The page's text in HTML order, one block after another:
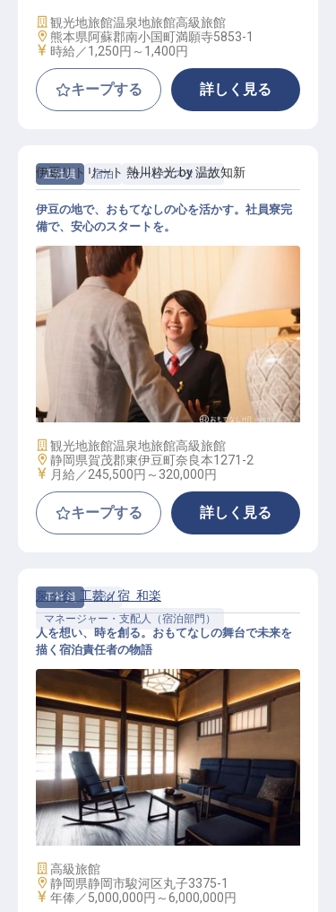
施設業態
観光地旅館温泉地旅館高級旅館
勤務地
熊本県阿蘇郡南小国町満願寺5853-1
給与
時給／1,250円～ 1,400円
キープする 詳しく見る
正社員 宿泊 サービススタッフ
サービススタッフ
伊豆リトリート 熱川粋光 by 温故知新
伊豆の地で、おもてなしの心を活かす。社員寮完
備で、安心のスタートを。
施設業態
観光地旅館温泉地旅館高級旅館
勤務地
静岡県賀茂郡東伊豆町奈良本1271-2
給与
月給／245,500円～ 320,000円
キープする 詳しく見る
正社員
宿泊
マネージャー・支配人（宿泊部門）
宿泊事業部責任者 候補
泉ヶ谷 工芸ノ宿 和楽
人を想い、時を創る。おもてなしの舞台で未来を
描く宿泊責任者の物語
施設業態
高級旅館
勤務地
静岡県静岡市駿河区丸子3375-1
給与
年俸／5,000,000円～6,000,000円